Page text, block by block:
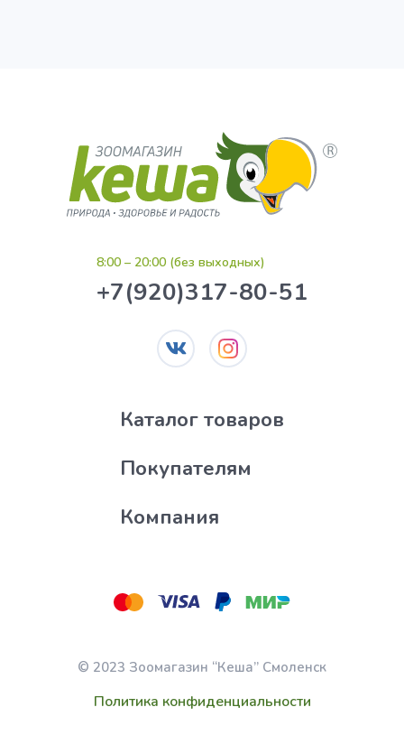
8:00 – 20:00 (без выходных)
+7(920)317-80-51
Каталог товаров
Покупателям
Компания
© 2023 Зоомагазин “Кеша” Смоленск
Политика конфиденциальности